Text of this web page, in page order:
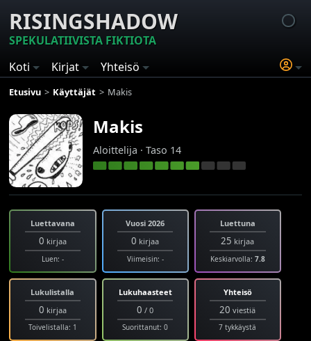
RISINGSHADOW
SPEKULATIIVISTA FIKTIOTA
Koti
Kirjat Yhteisö
Etusivu Käyttäjät Makis
Makis
Aloittelija · Taso 14
Luettavana
0 kirjaa
Luen: -
Vuosi 2026
0 kirjaa
Viimeisin: -
Luettuna
25 kirjaa
Keskiarvolla: 7.8
Lukulistalla
0 kirjaa
Toivelistalla: 1
Lukuhaasteet
0 / 0
Suorittanut: 0
Yhteisö
20 viestiä
7 tykkäystä